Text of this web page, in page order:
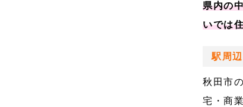
県内の
いでは
駅周
秋田市
宅・商